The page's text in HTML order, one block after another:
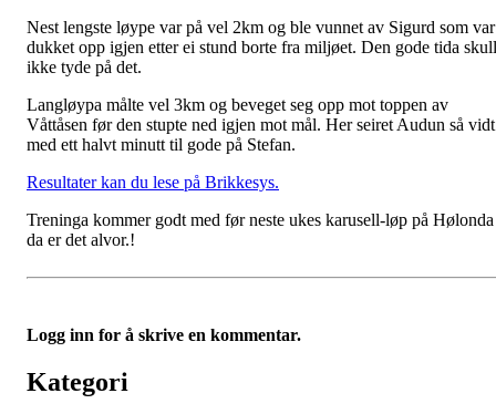
Nest lengste løype var på vel 2km og ble vunnet av Sigurd som var
dukket opp igjen etter ei stund borte fra miljøet. Den gode tida
ikke tyde på det.
Langløypa målte vel 3km og beveget seg opp mot toppen av
Våttåsen før den stupte ned igjen mot mål. Her seiret Audun så vidt
med ett halvt minutt til gode på Stefan.
Resultater kan du lese på Brikkesys.
Treninga kommer godt med før neste ukes karusell-løp på
da er det alvor.!
Logg inn for å skrive en kommentar.
Kategori